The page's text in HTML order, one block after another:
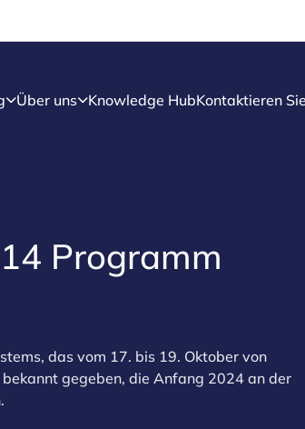
Über uns Knowledge HubKontaktieren
Programm
das vom 17. bis 19. Oktober von
gegeben, die Anfang 2024 an der